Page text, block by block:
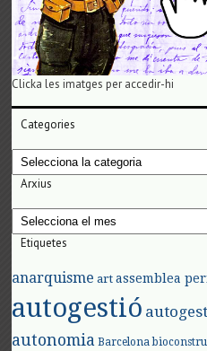
Clicka les imatges per accedir-hi
Categories
Categories
Arxius
Arxius
Etiquetes
anarquisme art assemblea
autogestió
autonomia Barcelona